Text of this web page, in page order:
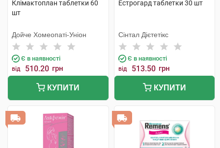
Клімактоплан таблетки 60
шт
Дойче Хомеопаті-Уніон
Є в наявності
від 510.20 грн
КУПИТИ
Естрогард таблетки 30 шт
Сінтал Дієтетікс
Є в наявності
від 513.50 грн
КУПИТИ